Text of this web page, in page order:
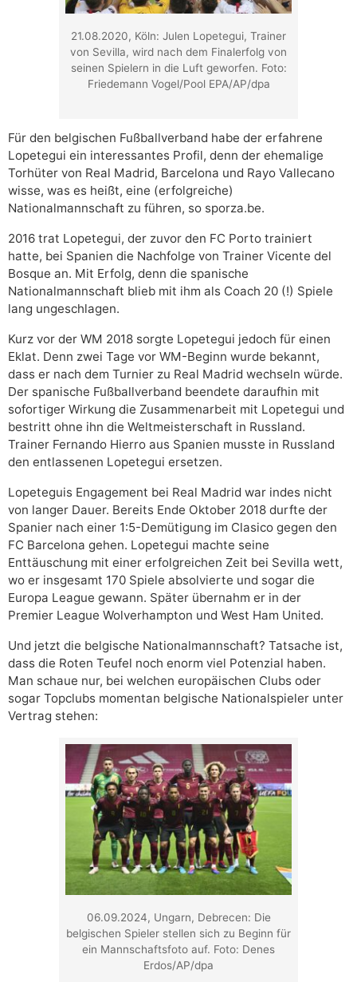
21.08.2020, Köln: Julen Lopetegui, Trainer
von Sevilla, wird nach dem Finalerfolg von
seinen Spielern in die Luft geworfen. Foto:
Friedemann Vogel/Pool EPA/AP/dpa
Für den belgischen Fußballverband habe der erfahrene
Lopetegui ein interessantes Profil, denn der ehemalige
Torhüter von Real Madrid, Barcelona und Rayo Vallecano
wisse, was es heißt, eine (erfolgreiche)
Nationalmannschaft zu führen, so sporza.be.
2016 trat Lopetegui, der zuvor den FC Porto trainiert
hatte, bei Spanien die Nachfolge von Trainer Vicente del
Bosque an. Mit Erfolg, denn die spanische
Nationalmannschaft blieb mit ihm als Coach 20 (!) Spiele
lang ungeschlagen.
Kurz vor der WM 2018 sorgte Lopetegui jedoch für einen
Eklat. Denn zwei Tage vor WM-Beginn wurde bekannt,
dass er nach dem Turnier zu Real Madrid wechseln würde.
Der spanische Fußballverband beendete daraufhin mit
sofortiger Wirkung die Zusammenarbeit mit Lopetegui und
bestritt ohne ihn die Weltmeisterschaft in Russland.
Trainer Fernando Hierro aus Spanien musste in Russland
den entlassenen Lopetegui ersetzen.
Lopeteguis Engagement bei Real Madrid war indes nicht
von langer Dauer. Bereits Ende Oktober 2018 durfte der
Spanier nach einer 1:5-Demütigung im Clasico gegen den
FC Barcelona gehen. Lopetegui machte seine
Enttäuschung mit einer erfolgreichen Zeit bei Sevilla wett,
wo er insgesamt 170 Spiele absolvierte und sogar die
Europa League gewann. Später übernahm er in der
Premier League Wolverhampton und West Ham United.
Und jetzt die belgische Nationalmannschaft? Tatsache ist,
dass die Roten Teufel noch enorm viel Potenzial haben.
Man schaue nur, bei welchen europäischen Clubs oder
sogar Topclubs momentan belgische Nationalspieler unter
Vertrag stehen:
06.09.2024, Ungarn, Debrecen: Die
belgischen Spieler stellen sich zu Beginn für
ein Mannschaftsfoto auf. Foto: Denes
Erdos/AP/dpa